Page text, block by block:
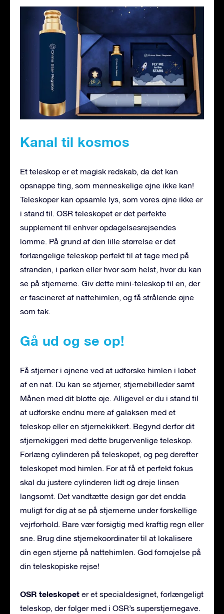
Kanal til kosmos
Et teleskop er et magisk redskab, da det kan
opsnappe ting, som menneskelige øjne ikke kan!
Teleskoper kan opsamle lys, som vores øjne ikke er
i stand til. OSR teleskopet er det perfekte
supplement til enhver opdagelsesrejsendes
lomme. På grund af den lille størrelse er det
forlængelige teleskop perfekt til at tage med på
stranden, i parken eller hvor som helst, hvor du kan
se på stjernerne. Giv dette mini-teleskop til en, der
er fascineret af nattehimlen, og få strålende øjne
som tak.
Gå ud og se op!
Få stjerner i øjnene ved at udforske himlen i løbet
af en nat. Du kan se stjerner, stjernebilleder samt
Månen med dit blotte øje. Alligevel er du i stand til
at udforske endnu mere af galaksen med et
teleskop eller en stjernekikkert. Begynd derfor dit
stjernekiggeri med dette brugervenlige teleskop.
Forlæng cylinderen på teleskopet, og peg derefter
teleskopet mod himlen. For at få et perfekt fokus
skal du justere cylinderen lidt og dreje linsen
langsomt. Det vandtætte design gør det endda
muligt for dig at se på stjernerne under forskellige
vejrforhold. Bare vær forsigtig med kraftig regn eller
sne. Brug dine stjernekoordinater til at lokalisere
din egen stjerne på nattehimlen. God fornøjelse på
din teleskopiske rejse!
OSR teleskopet er et specialdesignet, forlængeligt
teleskop, der følger med i OSR’s superstjernegave.